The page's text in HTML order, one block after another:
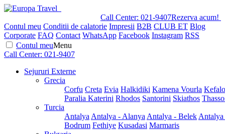
Call Center: 021-9407Rezerva acum!
Contul meu Conditii de calatorie Impresii B2B CLUB ET Blog
Corporate FAQ Contact WhatsApp Facebook Instagram RSS
Contul meuMenu
Call Center: 021-9407
Sejururi Externe
Grecia
Corfu Creta Evia Halkidiki Kamena Vourla
Paralia Katerini Rhodos Santorini Skiathos
Turcia
Antalya Antalya - Alanya Antalya - Belek
Bodrum Fethiye Kusadasi Marmaris